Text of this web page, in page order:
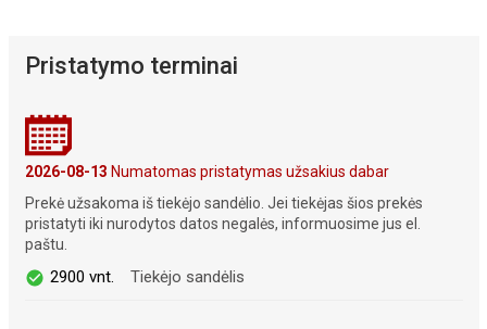
Pristatymo terminai
2026-08-13 Numatomas pristatymas užsakius dabar
Prekė užsakoma iš tiekėjo sandėlio. Jei tiekėjas šios prekės
pristatyti iki nurodytos datos negalės, informuosime jus el.
paštu.
2900 vnt. Tiekėjo sandėlis